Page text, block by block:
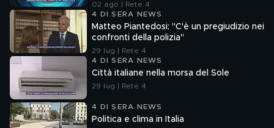
02 ago | Rete 4
4 DI SERA NEWS
Matteo Piantedosi: "C'è un pregiudizio nei
confronti della polizia"
29 lug | Rete 4
4 DI SERA NEWS
Città italiane nella morsa del Sole
29 lug | Rete 4
4 DI SERA NEWS
Politica e clima in Italia